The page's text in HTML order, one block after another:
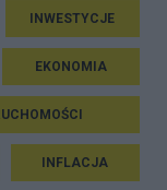
INWESTYCJE
EKONOMIA
INFLACJA